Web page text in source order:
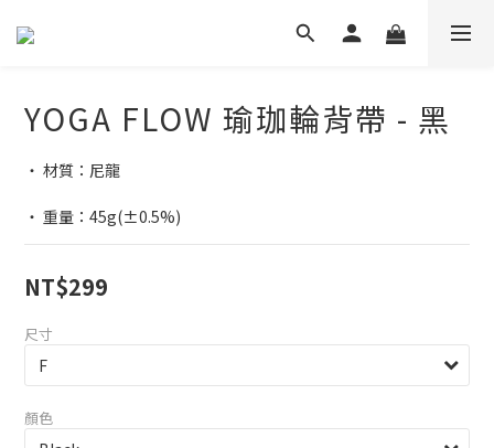
YOGA FLOW 瑜珈輪背帶 - 黑
‧ 材質：尼龍
‧ 重量：45g(±0.5%)
NT$299
尺寸
顏色